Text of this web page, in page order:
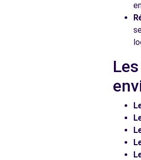
Free2move Rent - S&You -